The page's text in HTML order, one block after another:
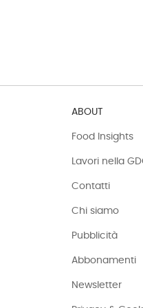
ABOUT
Food Insights
Lavori nella
Contatti
Chi siamo
Pubblicità
Abbonamenti
Newsletter